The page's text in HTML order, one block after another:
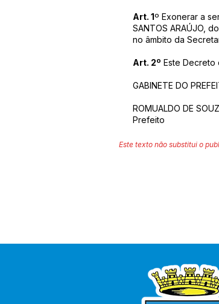
Art. 1º Exonerar a
SANTOS ARAÚJO,
no âmbito da
Art. 2º Este Decreto
GABINETE DO
ROMUALDO DE
Prefeito
Este texto não substitui o